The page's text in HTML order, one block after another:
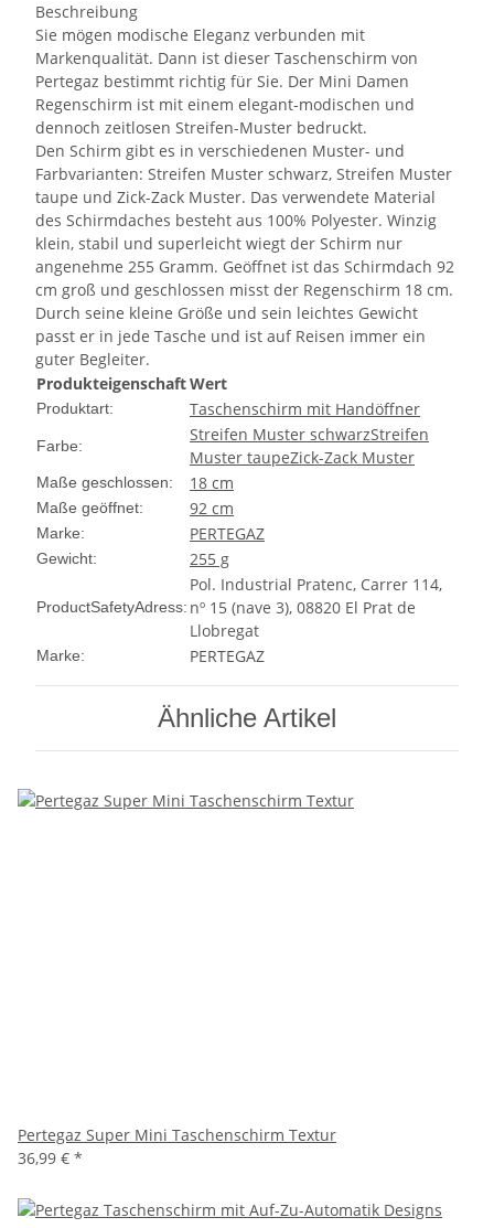
Beschreibung
Sie mögen modische Eleganz verbunden mit
Markenqualität. Dann ist dieser Taschenschirm von
Pertegaz bestimmt richtig für Sie. Der Mini Damen
Regenschirm ist mit einem elegant-modischen und
dennoch zeitlosen Streifen-Muster bedruckt.
Den Schirm gibt es in verschiedenen Muster- und
Farbvarianten: Streifen Muster schwarz, Streifen Muster
taupe und Zick-Zack Muster. Das verwendete Material
des Schirmdaches besteht aus 100% Polyester. Winzig
klein, stabil und superleicht wiegt der Schirm nur
angenehme 255 Gramm. Geöffnet ist das Schirmdach 92
cm groß und geschlossen misst der Regenschirm 18 cm.
Durch seine kleine Größe und sein leichtes Gewicht
passt er in jede Tasche und ist auf Reisen immer ein
guter Begleiter.
ProdukteigenschaftWert
Produktart: Taschenschirm mit Handöffner
Farbe:
Streifen Muster schwarzStreifen
Muster taupeZick-Zack Muster
Maße geschlossen: 18 cm
Maße geöffnet: 92 cm
Marke: PERTEGAZ
Gewicht: 255 g
ProductSafetyAdress:
Pol. Industrial Pratenc, Carrer 114,
nº 15 (nave 3), 08820 El Prat de
Llobregat
Marke: PERTEGAZ
Ähnliche Artikel
Pertegaz Super Mini Taschenschirm Textur
36,99 € *